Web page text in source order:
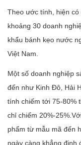
Theo ước tính, hiện có
khoảng 30 doanh
khẩu bánh kẹo nước
Việt Nam.
Một số doanh nghiệp
đến như Kinh Đô, Hải
tính chiếm tới 75-80%
chỉ chiếm 20%-
phẩm từ mẫu mã đến
ngày càng khẳng định